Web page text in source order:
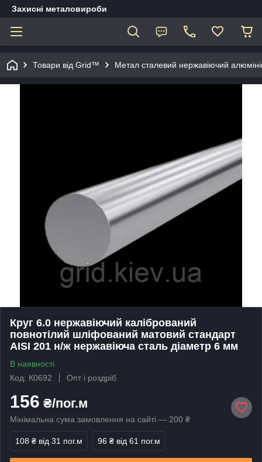
Захисні металовироби
Товари від Grid™ Метал сталевий нержавіючий
Круг 6.0 нержавіючий калібрований
повнотілий шліфований матовий стандарт
AISI 201 н/ж нержавіюча сталь діаметр 6 мм
В наявності
Код: К0692
Опт і роздріб
156 ₴/пог.м
Мінімальна сума замовлення на сайті — 200 ₴
108 ₴ від 31 пог.м 96 ₴ від 61 пог.м